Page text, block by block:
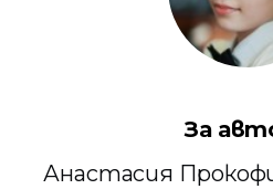
За
Анастасия